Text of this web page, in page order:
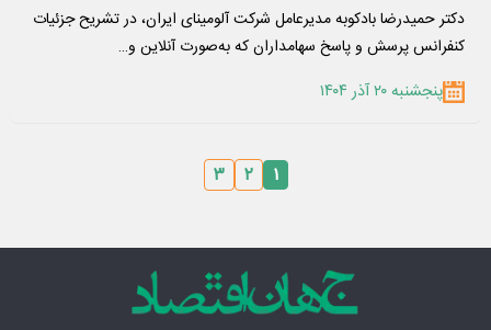
دکتر حمیدرضا بادکوبه مدیرعامل شرکت آلومینای ایران، در تشریح جزئیات
کنفرانس پرسش و پاسخ سهامداران که به‌صورت آنلاین و…
پنجشنبه ۲۰ آذر ۱۴۰۴
۱ ۲ ۳